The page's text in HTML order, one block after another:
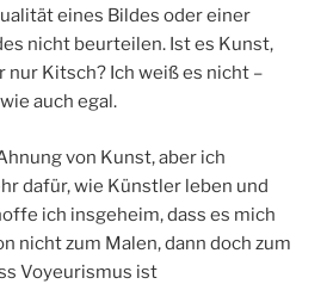
eines Bildes oder einer
nicht beurteilen. Ist es Kunst,
nur Kitsch? Ich weiß es nicht –
auch egal.
von Kunst, aber ich
dafür, wie Künstler leben und
ich insgeheim, dass es mich
nicht zum Malen, dann doch zum
Voyeurismus ist